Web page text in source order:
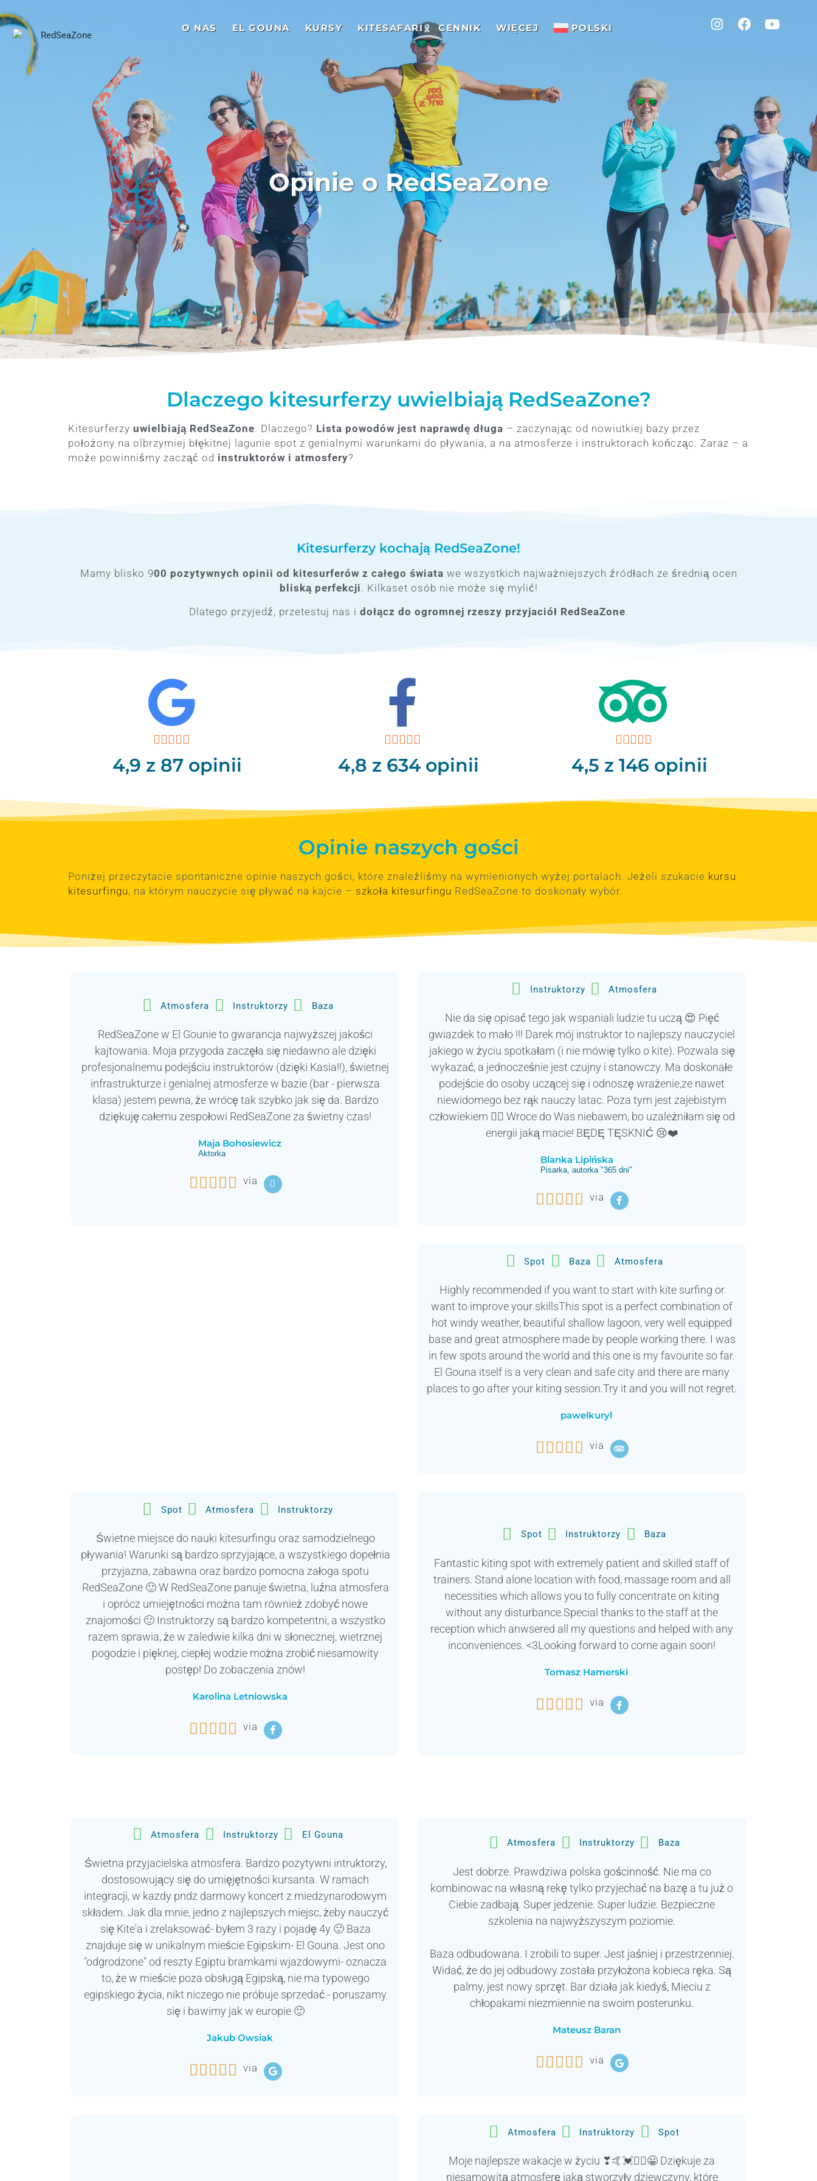
El Gouna
Spot
Wiatr i pogoda w El Gouna
Podróż i pobyt w El Gounie
Hotele El Gouna
Kursy kitesurfingu IKO
Kitesafari
Kiteaway x RSZ Kitesafari
Całodniowy rejs na Tawilę
Wieczór panieński w Egipcie
Kanał wpisów
O NAS EL GOUNA KURSY KITESAFARI CENNIK WIĘCEJ POLSKI
Opinie o RedSeaZone
Dlaczego kitesurferzy uwielbiają RedSeaZone?
Kitesurferzy uwielbiają RedSeaZone. Dlaczego? Lista powodów jest naprawdę długa – zaczynając od nowiutkiej bazy przez
położony na olbrzymiej błękitnej lagunie spot z genialnymi warunkami do pływania, a na atmosferze i instruktorach kończąc. Zaraz – a
może powinniśmy zacząć od instruktorów i atmosfery?
Kitesurferzy kochają RedSeaZone!
Mamy blisko 900 pozytywnych opinii od kitesurferów z całego świata we wszystkich najważniejszych źródłach ze średnią ocen
bliską perfekcji. Kilkaset osób nie może się mylić!
Dlatego przyjedź, przetestuj nas i dołącz do ogromnej rzeszy przyjaciół RedSeaZone.

4,9 z 87 opinii

4,8 z 634 opinii

4,5 z 146 opinii
Opinie naszych gości
Poniżej przeczytacie spontaniczne opinie naszych gości, które znaleźliśmy na wymienionych wyżej portalach. Jeżeli szukacie kursu
kitesurfingu, na którym nauczycie się pływać na kajcie – szkoła kitesurfingu RedSeaZone to doskonały wybór.
Atmosfera Instruktorzy Baza
RedSeaZone w El Gounie to gwarancja najwyższej jakości
kajtowania. Moja przygoda zaczęła się niedawno ale dzięki
profesjonalnemu podejściu instruktorów (dzięki Kasia!!), świetnej
infrastrukturze i genialnej atmosferze w bazie (bar - pierwsza
klasa) jestem pewna, że wrócę tak szybko jak się da. Bardzo
dziękuję całemu zespołowi RedSeaZone za świetny czas!
Maja Bohosiewicz
Aktorka
     via
Instruktorzy Atmosfera
Nie da się opisać tego jak wspaniali ludzie tu uczą 😍 Pięć
gwiazdek to mało !!! Darek mój instruktor to najlepszy nauczyciel
jakiego w życiu spotkałam (i nie mówię tylko o kite). Pozwala się
wykazać, a jednocześnie jest czujny i stanowczy. Ma doskonałe
podejście do osoby uczącej się i odnoszę wrażenie,ze nawet
niewidomego bez rąk nauczy latac. Poza tym jest zajebistym
człowiekiem 👌🏼 Wroce do Was niebawem, bo uzależniłam się od
energii jaką macie! BĘDĘ TĘSKNIĆ 😢❤️
Blanka Lipińska
Pisarka, autorka "365 dni"
     via
Spot Baza Atmosfera
Highly recommended if you want to start with kite surfing or
want to improve your skillsThis spot is a perfect combination of
hot windy weather, beautiful shallow lagoon, very well equipped
base and great atmosphere made by people working there. I was
in few spots around the world and this one is my favourite so far.
El Gouna itself is a very clean and safe city and there are many
places to go after your kiting session.Try it and you will not regret.
pawelkuryl
     via
Spot Atmosfera Instruktorzy
Świetne miejsce do nauki kitesurfingu oraz samodzielnego
pływania! Warunki są bardzo sprzyjające, a wszystkiego dopełnia
przyjazna, zabawna oraz bardzo pomocna załoga spotu
RedSeaZone 🙂 W RedSeaZone panuje świetna, luźna atmosfera
i oprócz umiejętności można tam również zdobyć nowe
znajomości 🙂 Instruktorzy są bardzo kompetentni, a wszystko
razem sprawia, że w zaledwie kilka dni w słonecznej, wietrznej
pogodzie i pięknej, ciepłej wodzie można zrobić niesamowity
postęp! Do zobaczenia znów!
Karolina Letniowska
     via
Spot Instruktorzy Baza
Fantastic kiting spot with extremely patient and skilled staff of
trainers. Stand alone location with food, massage room and all
necessities which allows you to fully concentrate on kiting
without any disturbance.Special thanks to the staff at the
reception which anwsered all my questions and helped with any
inconveniences. <3Looking forward to come again soon!
Tomasz Hamerski
 via
Atmosfera Instruktorzy El Gouna
Świetna przyjacielska atmosfera. Bardzo pozytywni intruktorzy,
dostosowujący się do umięjętności kursanta. W ramach
integracji, w kazdy pndz darmowy koncert z miedzynarodowym
składem. Jak dla mnie, jedno z najlepszych miejsc, żeby nauczyć
się Kite'a i zrelaksować- byłem 3 razy i pojadę 4y 🙂 Baza
znajduje się w unikalnym mieście Egipskim- El Gouna. Jest ono
"odgrodzone" od reszty Egiptu bramkami wjazdowymi- oznacza
to, że w mieście poza obsługą Egipską, nie ma typowego
egipskiego życia, nikt niczego nie próbuje sprzedać - poruszamy
się i bawimy jak w europie 🙂
Jakub Owsiak
     via
Atmosfera Instruktorzy Baza
Jest dobrze. Prawdziwa polska gościnność. Nie ma co
kombinowac na własną rekę tylko przyjechać na bazę a tu już o
Ciebie zadbają. Super jedzenie. Super ludzie. Bezpieczne
szkolenia na najwyższyszym poziomie.
Baza odbudowana. I zrobili to super. Jest jaśniej i przestrzenniej.
Widać, że do jej odbudowy została przyłożona kobieca ręka. Są
palmy, jest nowy sprzęt. Bar działa jak kiedyś, Mieciu z
chłopakami niezmiennie na swoim posterunku.
Mateusz Baran
 via
Atmosfera Instruktorzy Spot
Moje najlepsze wakacje w życiu ❣🤙💓🏄‍♀️😀 Dziękuje za
niesamowitą atmosferę jaką stworzyły dziewczyny, które